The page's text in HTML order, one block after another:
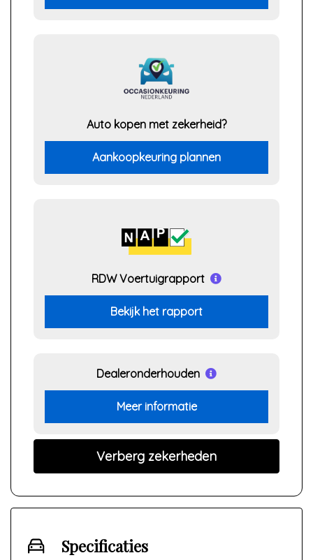
Auto kopen met zekerheid?
Aankoopkeuring plannen
RDW Voertuigrapport
Bekijk het rapport
Dealeronderhouden
Meer informatie
Verberg zekerheden
Specificaties